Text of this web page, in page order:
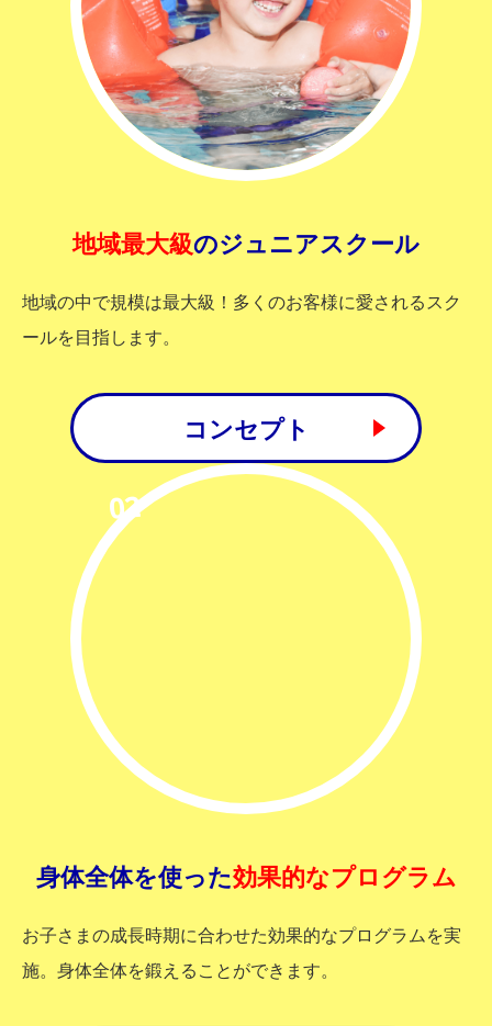
地域最大級のジュニアスクール
地域の中で規模は最大級！多くのお客様に愛されるスク
ールを目指します。
コンセプト
身体全体を使った効果的なプログラム
お子さまの成長時期に合わせた効果的なプログラムを実
施。身体全体を鍛えることができます。